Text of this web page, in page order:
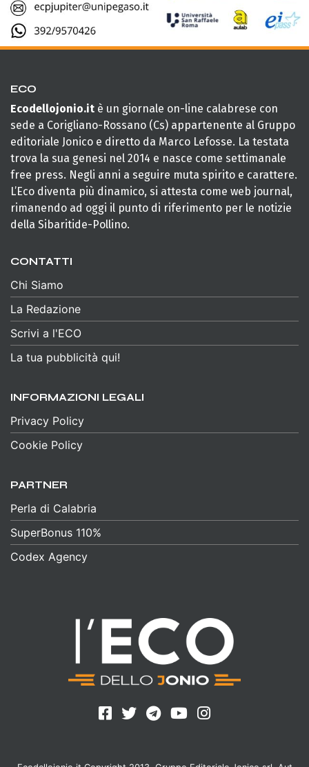
ECO
Ecodellojonio.it è un giornale on-line calabrese con
sede a Corigliano-Rossano (Cs) appartenente al Gruppo
editoriale Jonico e diretto da Marco Lefosse. La testata
trova la sua genesi nel 2014 e nasce come settimanale
free press. Negli anni a seguire muta spirito e carattere.
L’Eco diventa più dinamico, si attesta come web journal,
rimanendo ad oggi il punto di riferimento per le notizie
della Sibaritide-Pollino.
CONTATTI
Chi Siamo
La Redazione
Scrivi a l'ECO
La tua pubblicità qui!
INFORMAZIONI LEGALI
Privacy Policy
Cookie Policy
PARTNER
Perla di Calabria
SuperBonus 110%
Codex Agency